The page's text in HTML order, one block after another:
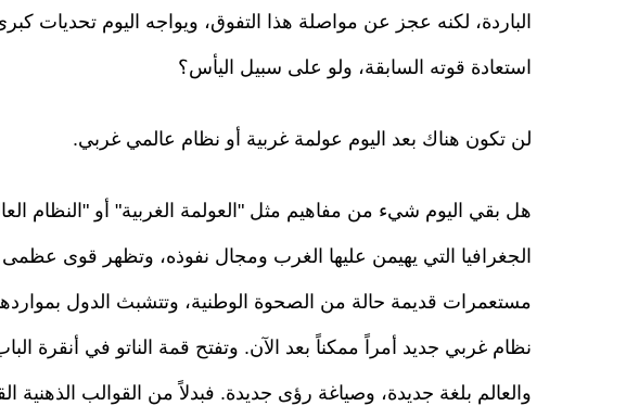
الباردة، لكنه عجز عن مواصلة هذا التفوق، ويواجه اليوم تحديات
استعادة قوته السابقة، ولو على سبيل اليأس؟
لن تكون هناك بعد اليوم عولمة غربية أو نظام عالمي غربي.
هل بقي اليوم شيء من مفاهيم مثل "العولمة الغربية" أو "النظام
الجغرافيا التي يهيمن عليها الغرب ومجال نفوذه، وتظهر قوى
مستعمرات قديمة حالة من الصحوة الوطنية، وتتشبث الدول
نظام غربي جديد أمراً ممكناً بعد الآن. وتفتح قمة الناتو في أنقرة
والعالم بلغة جديدة، وصياغة رؤى جديدة. فبدلاً من القوالب الذهنية